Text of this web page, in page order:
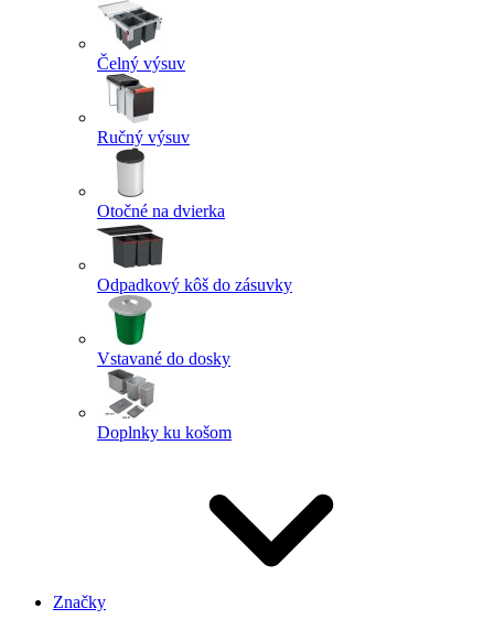
Čelný výsuv
Ručný výsuv
Otočné na dvierka
Odpadkový kôš do zásuvky
Vstavané do dosky
Doplnky ku košom
Značky